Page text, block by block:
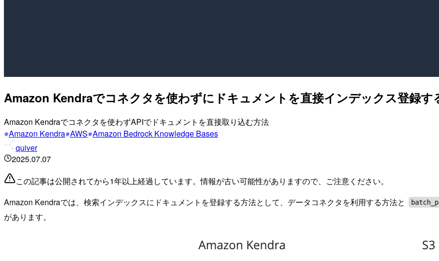
Amazon Kendraでコネクタを使わずにドキュメントを直接インデックス登録す
Amazon Kendraでコネクタを使わずAPIでドキュメントを直接取り込む方法
Amazon Kendra AWS Amazon Bedrock Knowledge Bases
quiver
2025.07.07
この記事は公開されてから1年以上経過しています。情報が古い可能性がありますので、ご注意ください。
Amazon Kendraでは、検索インデックスにドキュメントを登録する方法として、データコネクタを利用する方法と
があります。